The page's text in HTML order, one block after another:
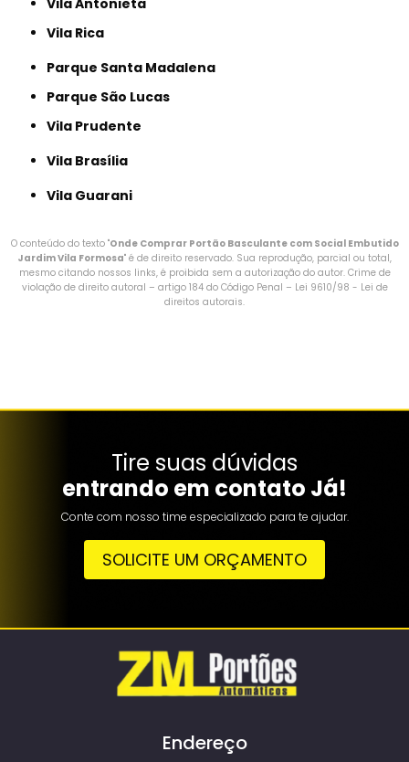
Vila Rica
Parque Santa Madalena
Parque São Lucas
Vila Prudente
Vila Brasília
Vila Guarani
O conteúdo do texto "Onde Comprar Portão Basculante com Social Embutido
Jardim Vila Formosa" é de direito reservado. Sua reprodução, parcial ou total,
mesmo citando nossos links, é proibida sem a autorização do autor. Crime de
violação de direito autoral – artigo 184 do Código Penal – Lei 9610/98 - Lei de
direitos autorais.
Tire suas dúvidas
entrando em contato Já!
Conte com nosso time especializado para te ajudar.
SOLICITE UM ORÇAMENTO
Endereço